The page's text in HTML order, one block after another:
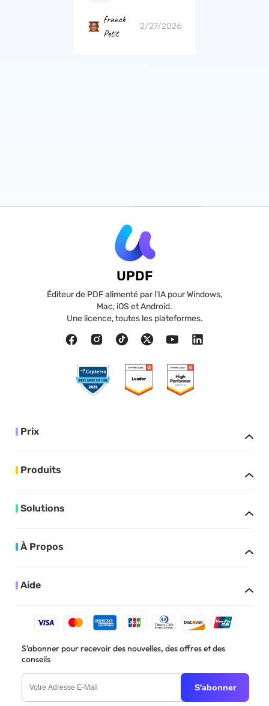
franck
Petit
2/27/2026
UPDF
Éditeur de PDF alimenté par l'IA pour Windows,
Mac, iOS et Android.
Une licence, toutes les plateformes.
Prix
Produits
Solutions
À Propos
Aide
S'abonner pour recevoir des nouvelles, des offres et des
conseils
S'abonner